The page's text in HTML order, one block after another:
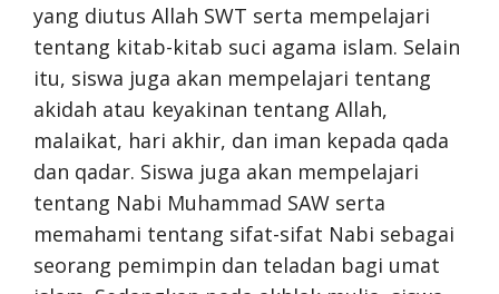
yang diutus Allah SWT serta mempelajari
tentang kitab-kitab suci agama islam. Selain
itu, siswa juga akan mempelajari tentang
akidah atau keyakinan tentang Allah,
malaikat, hari akhir, dan iman kepada qada
dan qadar. Siswa juga akan mempelajari
tentang Nabi Muhammad SAW serta
memahami tentang sifat-sifat Nabi sebagai
seorang pemimpin dan teladan bagi umat